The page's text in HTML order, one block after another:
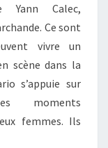
Yann Calec,
Ce sont
vivre un
scène dans la
s’appuie sur
moments
femmes. Ils